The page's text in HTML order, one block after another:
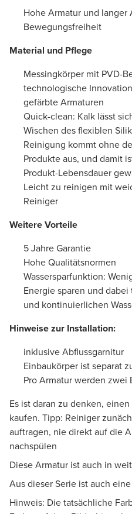
Hohe Armatur und langer
Bewegungsfreiheit
Material und Pflege
Messingkörper mit PVD-
technologische
gefärbte Armaturen
Quick-clean: Kalk lässt
Wischen des flexiblen
Reinigung kommt ohne
Produkte aus, und damit
Produkt-Lebensdauer
Leicht zu reinigen mit
Reiniger
Weitere Vorteile
5 Jahre Garantie
Hohe Qualitätsnormen
Wassersparfunktion:
Energie sparen und
und kontinuierlichen
Hinweise zur Installation:
inklusive Abflussgarnitur
Einbaukörper ist separat
Pro Armatur werden
Es ist daran zu denken,
kaufen. Tipp: Reiniger
auftragen, nie direkt auf die
nachspülen
Diese Armatur ist auch in
Aus dieser Serie ist auch
Hinweis: Die tatsächliche